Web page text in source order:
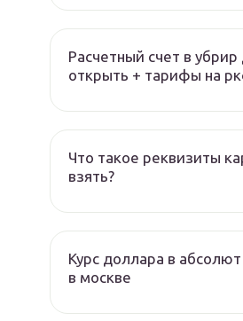
Расчетный счет в
открыть + тарифы на
Что такое реквизиты
взять?
Курс доллара в
в москве